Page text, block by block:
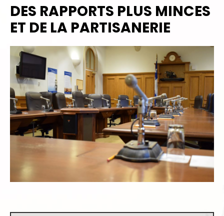
DES RAPPORTS PLUS MINCES
ET DE LA PARTISANERIE